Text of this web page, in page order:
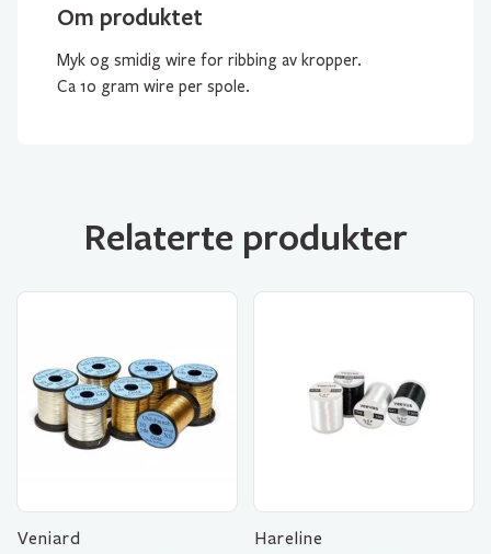
Om produktet
Myk og smidig wire for ribbing av kropper.
Ca 10 gram wire per spole.
Relaterte produkter
Veniard
Hareline